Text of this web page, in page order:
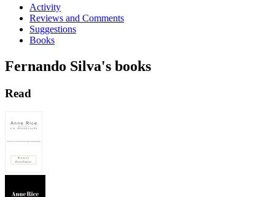
Activity
Reviews and Comments
Suggestions
Books
Fernando Silva's books
Read